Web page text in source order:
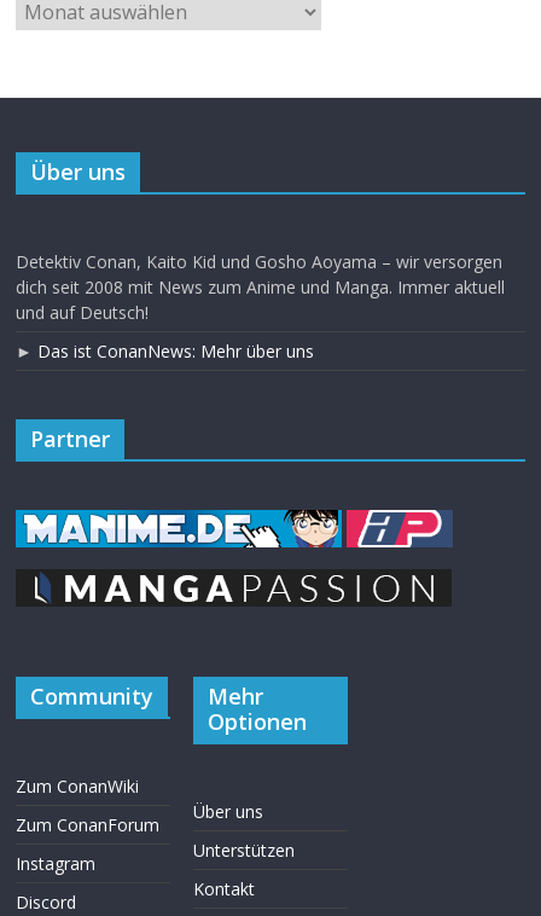
Über uns
Detektiv Conan, Kaito Kid und Gosho Aoyama – wir versorgen
dich seit 2008 mit News zum Anime und Manga. Immer aktuell
und auf Deutsch!
► Das ist ConanNews: Mehr über uns
Partner
Community
Zum ConanWiki
Zum ConanForum
Instagram
Discord
Mehr
Optionen
Über uns
Unterstützen
Kontakt